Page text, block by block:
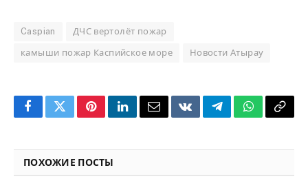
Caspian ДЧС вертолёт пожар
камыши пожар Каспийское море Новости Атырау
FacebookTwitterPinterestLinkedInEmailVKontakteTelegramWhatsApp
Copy
ПОХОЖИЕ ПОСТЫ